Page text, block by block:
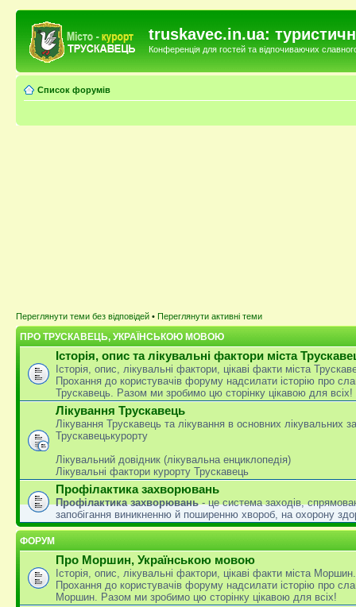
truskavec.in.ua:
Конференція для гостей та відпочиваючих
Список форумів
Переглянути теми без відповідей • Переглянути активні теми
ПРО ТРУСКАВЕЦЬ, УКРАЇНСЬКОЮ МОВОЮ
Історія, опис та лікувальні фактори міста
Історія, опис, лікувальні фактори, цікаві факти міста
Прохання до користувачів форуму надсилати історію про
Трускавець. Разом ми зробимо цю сторінку цікавою для всіх!
Лікування Трускавець
Лікування Трускавець та лікування в основних лікувальних
Трускавецькурорту
Лікувальний довідник (лікувальна енциклопедія)
Лікувальні фактори курорту Трускавець
Профілактика захворювань
Профілактика захворювань- це система заходів,
запобігання виникненню й поширенню хвороб, на охорону
ФОРУМ
Про Моршин, Українською мовою
Історія, опис, лікувальні фактори, цікаві факти міста Моршин.
Прохання до користувачів форуму надсилати історію про
Моршин. Разом ми зробимо цю сторінку цікавою для всіх!